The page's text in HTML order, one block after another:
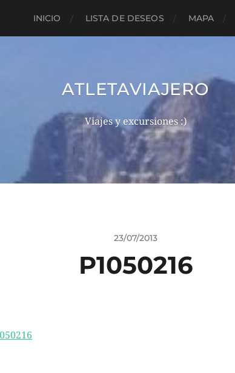
INICIO LISTA DE DESEOS MAPA
ATLETAVIAJERO
Viajes y excursiones :)
23/07/2013
P1050216